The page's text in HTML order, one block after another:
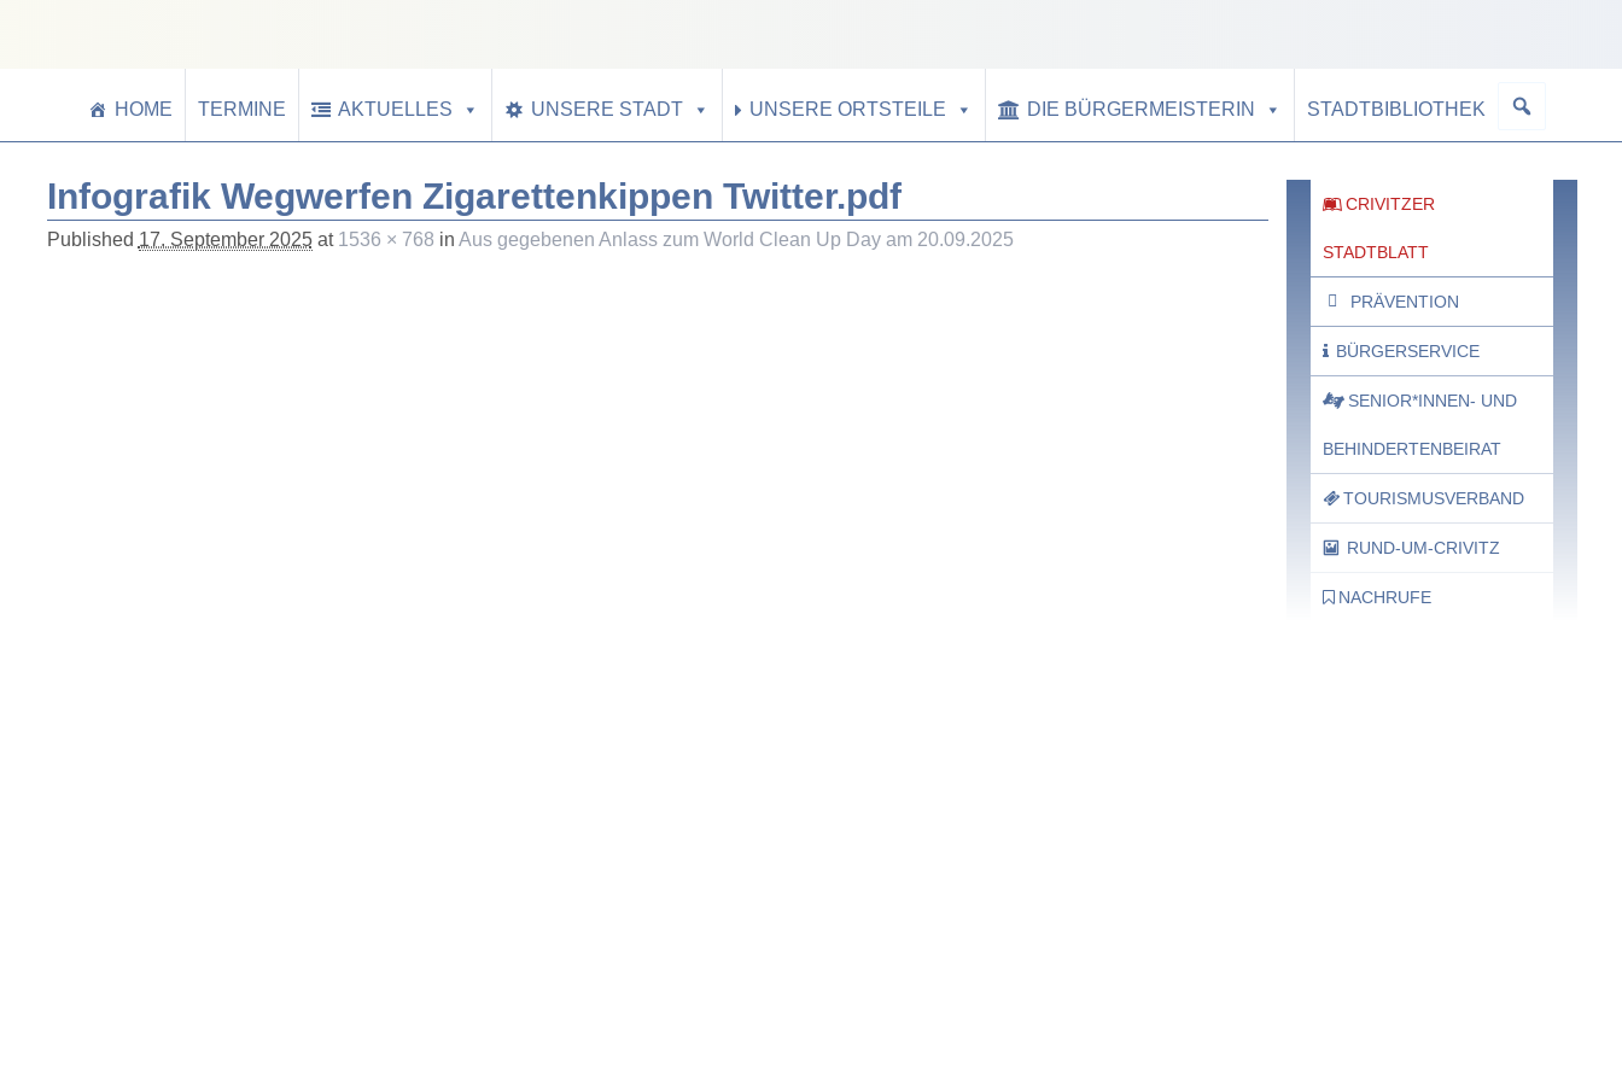
HOME TERMINE AKTUELLES UNSERE STADT UNSERE ORTSTEILE DIE BÜRGERMEISTERIN STADTBIBLIOTHEK
Infografik Wegwerfen Zigarettenkippen Twitter.pdf
Published 17. September 2025at 1536 × 768 in Aus gegebenen Anlass zum World Clean Up Day am 20.09.2025
CRIVITZER
STADTBLATT
PRÄVENTION
BÜRGERSERVICE
SENIOR*INNEN- UND
BEHINDERTENBEIRAT
TOURISMUSVERBAND
RUND-UM-CRIVITZ
NACHRUFE